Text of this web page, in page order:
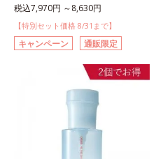
税込7,970円 ～8,630円
【特別セット価格 8/31まで】
キャンペーン 通販限定